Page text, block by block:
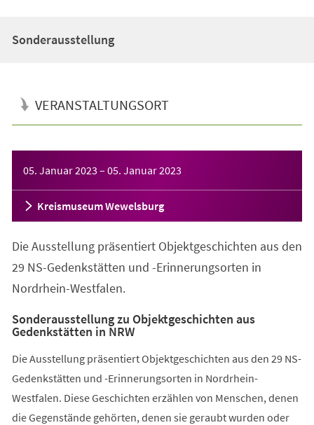
Sonderausstellung
VERANSTALTUNGSORT
05. Januar 2023 – 05. Januar 2023
Kreismuseum Wewelsburg
Die Ausstellung präsentiert Objektgeschichten aus den
29 NS-Gedenkstätten und -Erinnerungsorten in
Nordrhein-Westfalen.
Sonderausstellung zu Objektgeschichten aus
Gedenkstätten in NRW
Die Ausstellung präsentiert Objektgeschichten aus den 29 NS-
Gedenkstätten und -Erinnerungsorten in Nordrhein-
Westfalen. Diese Geschichten erzählen von Menschen, denen
die Gegenstände gehörten, denen sie geraubt wurden oder